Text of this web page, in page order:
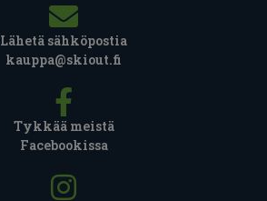
Lähetä sähköpostia
kauppa@skiout.fi
Tykkää meistä
Facebookissa